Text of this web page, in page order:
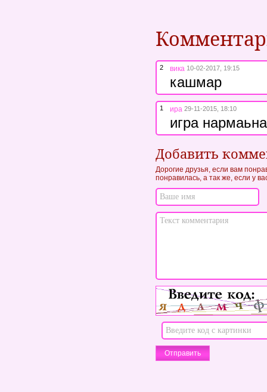
2 вика 10-02-2017, 19:15
кашмар
1 ира 29-11-2015, 18:10
игра
Добавить
Дорогие друзья, если вам
понравилась, а так же, если у